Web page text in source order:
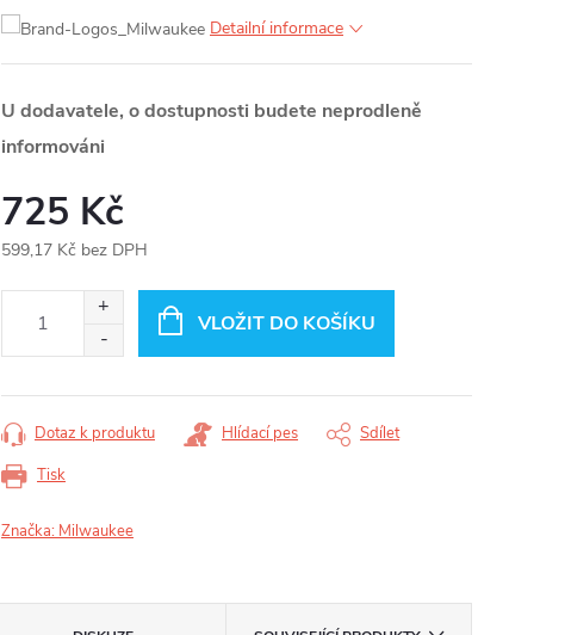
Detailní informace
U dodavatele, o dostupnosti budete neprodleně
informováni
725 Kč
599,17 Kč bez DPH
VLOŽIT DO KOŠÍKU
Tisk
Dotaz k produktu Hlídací pes Sdílet
Značka: Milwaukee